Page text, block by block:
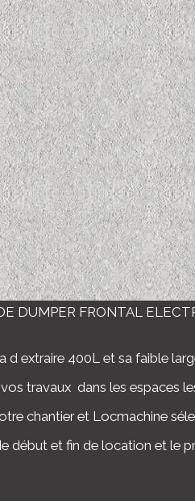
DUMPER FRONTAL
extraire 400L et sa faible
travaux dans les espaces
chantier et Locmachine
début et fin de location et le